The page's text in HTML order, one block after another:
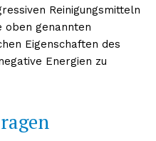
Reinigungsmitteln
oben genannten
Eigenschaften des
Energien zu